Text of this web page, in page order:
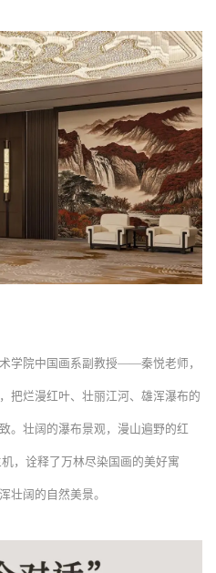
学院中国画系副教授——秦悦老师，
把烂漫红叶、壮丽江河、雄浑瀑布的
。壮阔的瀑布景观，漫山遍野的红
，诠释了万林尽染国画的美好寓
壮阔的自然美景。